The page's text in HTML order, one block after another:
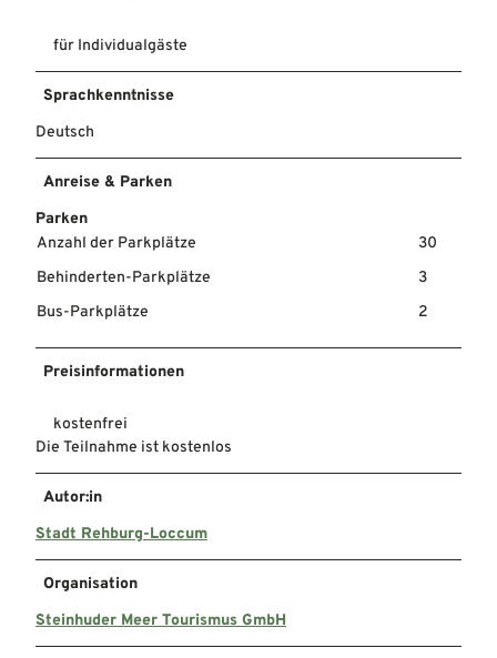
für Individualgäste
Sprachkenntnisse
Deutsch
Anreise & Parken
Parken
Anzahl der Parkplätze
30
Behinderten-Parkplätze
3
Bus-Parkplätze
2
Preisinformationen
kostenfrei
Die Teilnahme ist kostenlos
Autor:in
Stadt Rehburg-Loccum
Organisation
Steinhuder Meer Tourismus GmbH